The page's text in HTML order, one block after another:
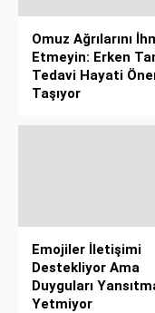
Omuz Ağrılarını
Etmeyin: Erken
Tedavi Hayati
Taşıyor
Emojiler İletişimi
Destekliyor Ama
Duyguları
Yetmiyor